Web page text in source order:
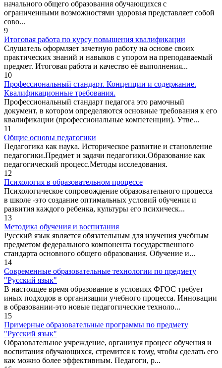
начального общего образования обучающихся с
ограниченными возможностями здоровья представляет собой
сово...
9
Итоговая работа по курсу повышения квалификации
Слушатель оформляет зачетную работу на основе своих
практических знаний и навыков с упором на преподаваемый
предмет. Итоговая работа и качество её выполнения...
10
Профессиональный стандарт. Концепции и содержание.
Квалификационные требования.
Профессиональный стандарт педагога это рамочный
документ, в котором определяются основные требования к его
квалификации (профессиональные компетенции). Утве...
11
Общие основы педагогики
Педагогика как наука. Историческое развитие и становление
педагогики.Предмет и задачи педагогики.Образование как
педагогический процесс.Методы исследования.
12
Психология в образовательном процессе
Психологическое сопровождение образовательного процесса
в школе -это создание оптимальных условий обучения и
развития каждого ребенка, культуры его психическ...
13
Методика обучения и воспитания
Русский язык является обязательным для изучения учебным
предметом федерального компонента государственного
стандарта основного общего образования. Обучение и...
14
Современные образовательные технологии по предмету
"Русский язык"
В настоящее время образование в условиях ФГОС требует
иных подходов в организации учебного процесса. Инновации
в образовании-это новые педагогические техноло...
15
Примерные образовательные программы по предмету
"Русский язык"
Образовательное учреждение, организуя процесс обучения и
воспитания обучающихся, стремится к тому, чтобы сделать его
как можно более эффективным. Педагоги, р...